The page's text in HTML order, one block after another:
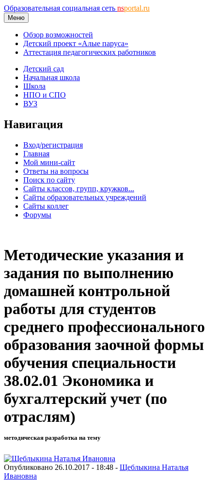
Образовательная социальная сеть nsportal.ru
Меню
Обзор возможностей
Детский проект «Алые паруса»
Аттестация педагогических работников
Детский сад
Начальная школа
Школа
НПО и СПО
ВУЗ
Навигация
Вход/регистрация
Главная
Мой мини-сайт
Ответы на вопросы
Поиск по сайту
Сайты классов, групп, кружков...
Сайты образовательных учреждений
Сайты коллег
Форумы
Методические указания и
задания по выполнению
домашней контрольной
работы для студентов
среднего профессионального
образования заочной формы
обучения специальности
38.02.01 Экономика и
бухгалтерский учет (по
отраслям)
методическая разработка на тему
Опубликовано 26.10.2017 - 18:48 - Щеблыкина Наталья
Ивановна